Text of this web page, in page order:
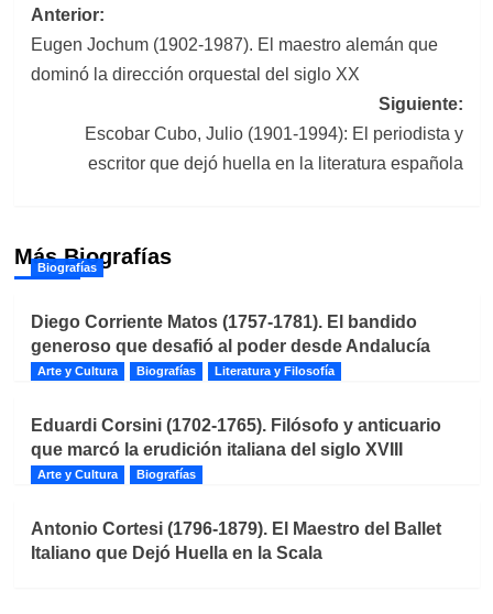
Navegación
de
Anterior:
Eugen Jochum (1902-1987). El maestro alemán que
dominó la dirección orquestal del siglo XX
Siguiente:
Escobar Cubo, Julio (1901-1994): El periodista y
escritor que dejó huella en la literatura española
Más Biografías
Biografías
Diego Corriente Matos (1757-1781). El bandido
generoso que desafió al poder desde Andalucía
Arte y Cultura Biografías Literatura y Filosofía
Eduardi Corsini (1702-1765). Filósofo y anticuario
que marcó la erudición italiana del siglo XVIII
Arte y Cultura Biografías
Antonio Cortesi (1796-1879). El Maestro del Ballet
Italiano que Dejó Huella en la Scala